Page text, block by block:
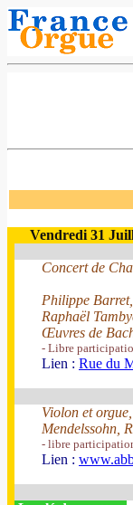
Vendredi 31
Concert de
Philippe
Raphaël
Œuvres de
- Libre
Lien : Rue du
Violon et
Mendelssohn,
- libre
Lien :